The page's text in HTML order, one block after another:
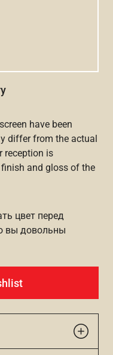
have been
differ from the actual
reception is
and gloss of the
цвет перед
вы довольны